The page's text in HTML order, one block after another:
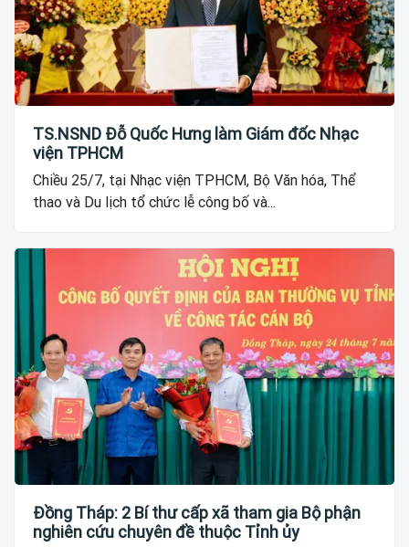
TS.NSND Đỗ Quốc Hưng làm Giám đốc Nhạc
viện TPHCM
Chiều 25/7, tại Nhạc viện TPHCM, Bộ Văn hóa, Thể
thao và Du lịch tổ chức lễ công bố và...
Đồng Tháp: 2 Bí thư cấp xã tham gia Bộ phận
nghiên cứu chuyên đề thuộc Tỉnh ủy